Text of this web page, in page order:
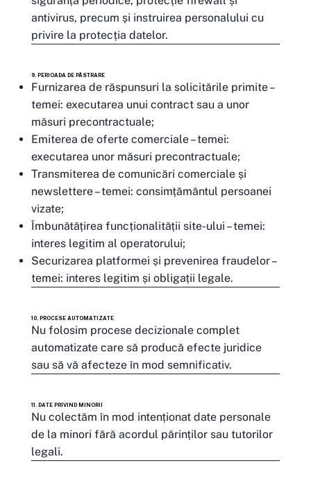
antivirus, precum și instruirea personalului cu
privire la protecția datelor.
9. PERIOADA DE PĂSTRARE
Furnizarea de răspunsuri la solicitările primite –
temei: executarea unui contract sau a unor
măsuri precontractuale;
Emiterea de oferte comerciale – temei:
executarea unor măsuri precontractuale;
Transmiterea de comunicări comerciale și
newslettere – temei: consimțământul persoanei
vizate;
Îmbunătățirea funcționalității site-ului – temei:
interes legitim al operatorului;
Securizarea platformei și prevenirea fraudelor –
temei: interes legitim și obligații legale.
10. PROCESE AUTOMATIZATE
Nu folosim procese decizionale complet
automatizate care să producă efecte juridice
sau să vă afecteze în mod semnificativ.
11. DATE PRIVIND MINORII
Nu colectăm în mod intenționat date personale
de la minori fără acordul părinților sau tutorilor
legali.